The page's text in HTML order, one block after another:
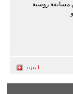
مسابقة روسية